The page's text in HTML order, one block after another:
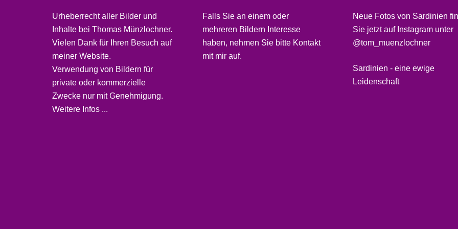
Urheberrecht aller Bilder und
Inhalte bei Thomas Münzlochner.
Vielen Dank für Ihren Besuch auf
meiner Website.
Verwendung von Bildern für
private oder kommerzielle
Zwecke nur mit Genehmigung.
Weitere Infos ...
Falls Sie an einem oder
mehreren Bildern Interesse
haben, nehmen Sie bitte Kontakt
mit mir auf.
Neue Fotos von Sardinien
Sie jetzt auf Instagram unter
@tom_muenzlochner
Sardinien - eine ewige
Leidenschaft